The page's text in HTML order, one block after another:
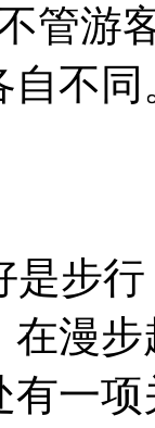
管游
自不同
是步
在漫
一